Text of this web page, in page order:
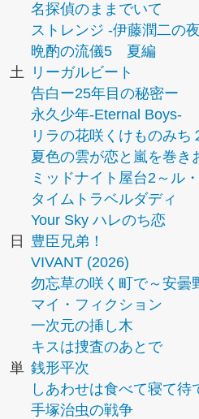
名探偵のままでいて
ストレンジ -伊藤潤二の
晩酌の流儀5 夏編
土
リーガルビート
告白ー25年目の秘密ー
永久少年-Eternal Boys-
リラの花咲くけものみち
夏色の雲が恋と嵐を巻き
ミッドナイト屋台2～ル
タイムトラベルダディ
Your Sky ハレのち恋
日
豊臣兄弟！
VIVANT (2026)
勿忘草の咲く町で～安曇
マイ・フィクション
一次元の挿し木
キスは捜査のあとで
単 銭形平次
しあわせは食べて寝て待
手塚治虫の戦争